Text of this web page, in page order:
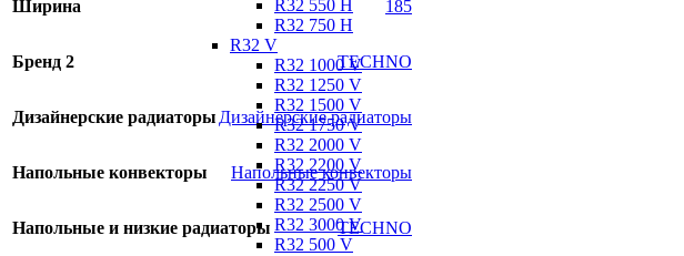
R32 550 H
R32 750 H
R32 V
R32 1000 V
R32 1250 V
R32 1500 V
R32 1750 V
R32 2000 V
R32 2200 V
R32 2250 V
R32 2500 V
R32 3000 V
R32 500 V
Ширина 185
Бренд 2 TECHNO
Дизайнерские радиаторы Дизайнерские радиаторы
Напольные конвекторы Напольные конвекторы
Напольные и низкие радиаторы TECHNO